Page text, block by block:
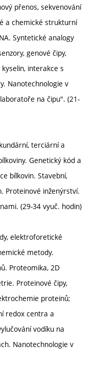
přenos, sekvenování
a chemické strukturní
Syntetické analogy
genové čipy,
interakce s
Nanotechnologie v
na čipu". (21-
terciární a
Genetický kód a
bílkovin. Stavební,
Proteinové inženýrství.
(29-34 vyuč. hodin)
elektroforetické
metody.
Proteomika, 2D
Proteinové čipy,
proteinů;
redox centra a
vodíku na
Nanotechnologie v